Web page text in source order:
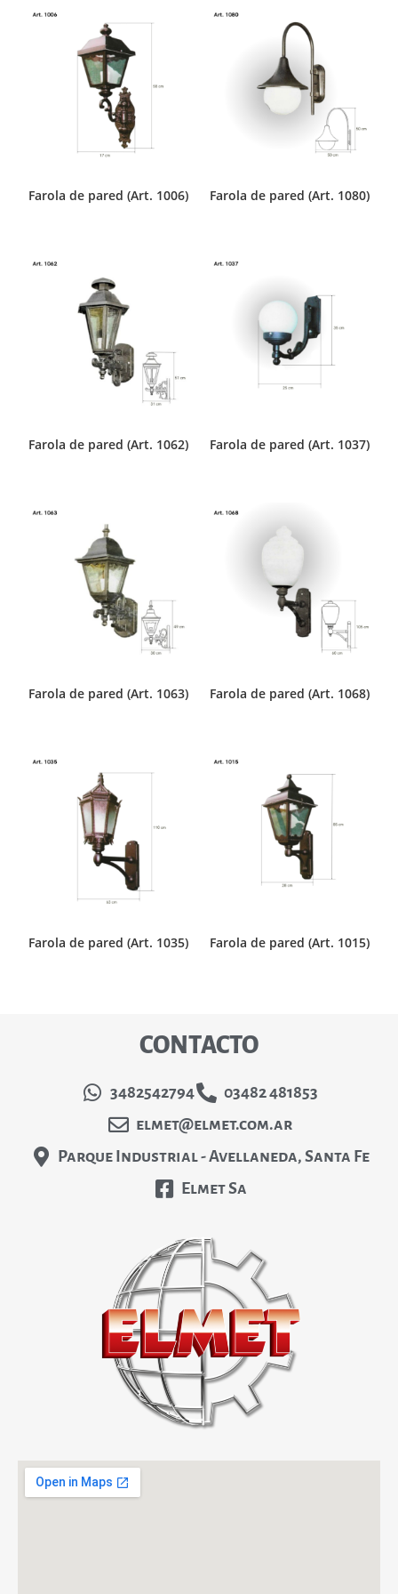
Farola de pared (Art. 1006) Farola de pared (Art. 1080)
Farola de pared (Art. 1062) Farola de pared (Art. 1037)
Farola de pared (Art. 1063) Farola de pared (Art. 1068)
Farola de pared (Art. 1035) Farola de pared (Art. 1015)
CONTACTO
3482542794
03482 481853
elmet@elmet.com.ar
Parque Industrial - Avellaneda, Santa Fe
Elmet Sa